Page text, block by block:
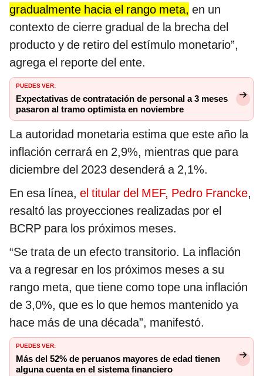
gradualmente hacia el rango meta, en un
contexto de cierre gradual de la brecha del
producto y de retiro del estímulo monetario”,
agrega el reporte del ente.
PUEDES VER:
Expectativas de contratación de personal a 3 meses
pasaron al tramo optimista en noviembre
La autoridad monetaria estima que este año la
inflación cerrará en 2,9%, mientras que para
diciembre del 2023 desenderá a 2,1%.
En esa línea, el titular del MEF, Pedro Francke,
resaltó las proyecciones realizadas por el
BCRP para los próximos meses.
“Se trata de un efecto transitorio. La inflación
va a regresar en los próximos meses a su
rango meta, que tiene como tope una inflación
de 3,0%, que es lo que hemos mantenido ya
hace más de una década”, manifestó.
PUEDES VER:
Más del 52% de peruanos mayores de edad tienen
alguna cuenta en el sistema financiero